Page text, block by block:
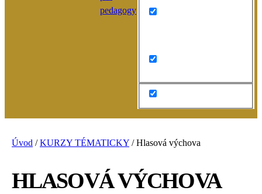
pedagogy
Úvod /KURZY TÉMATICKY /Hlasová výchova
HLASOVÁ VÝCHOVA